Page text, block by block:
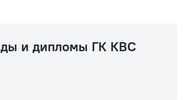
и дипломы ГК КВС